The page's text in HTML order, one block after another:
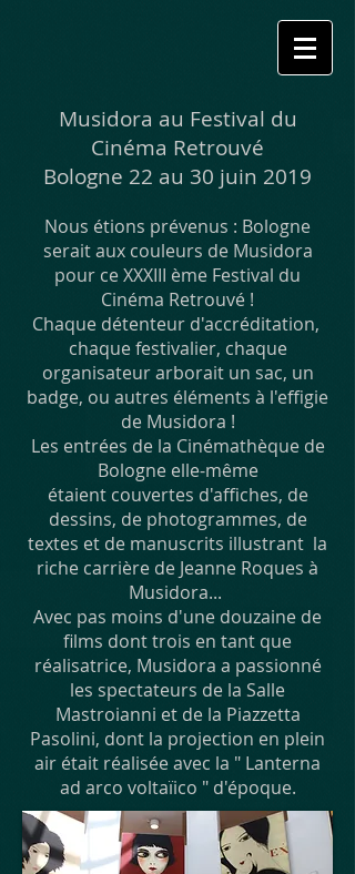
Musidora au Festival du
Cinéma Retrouvé
Bologne 22 au 30 juin 2019
Nous étions prévenus : Bologne
serait aux couleurs de Musidora
pour ce XXXIII ème Festival du
Cinéma Retrouvé !
Chaque détenteur d'accréditation,
chaque festivalier, chaque
organisateur arborait un sac, un
badge, ou autres éléments à l'effigie
de Musidora !
Les entrées de la Cinémathèque de
Bologne elle-même
étaient couvertes d'affiches, de
dessins, de photogrammes, de
textes et de manuscrits illustrant la
riche carrière de Jeanne Roques à
Musidora...
Avec pas moins d'une douzaine de
films dont trois en tant que
réalisatrice, Musidora a passionné
les spectateurs de la Salle
Mastroianni et de la Piazzetta
Pasolini, dont la projection en plein
air était réalisée avec la " Lanterna
ad arco voltaïico " d'époque.